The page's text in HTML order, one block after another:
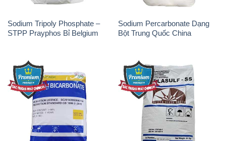
Sodium Tripoly Phosphate –
STPP Prayphos Bỉ Belgium
Sodium Percarbonate Dạng
Bột Trung Quốc China